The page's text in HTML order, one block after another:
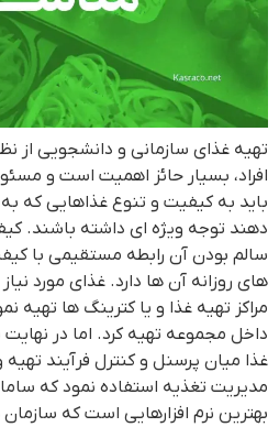
تهیه غذای سازمانی و دانشجویی از
افراد، بسیار حائز اهمیت است و
باید به کیفیت و تنوع غذاهایی که
دهند توجه ویژه ای داشته باشند.
سالم بودن آن رابطه مستقیمی با
های روزانه آن ها دارد. غذای مورد
مراکز تهیه غذا و یا کترینگ ها تهیه
داخل مجموعه تهیه کرد. اما در نهایت
غذا میان پرسنل و کنترل فرآیند تهیه
مدیریت تغذیه استفاده نمود که
بهترین نرم افزارهایی است که سازمان